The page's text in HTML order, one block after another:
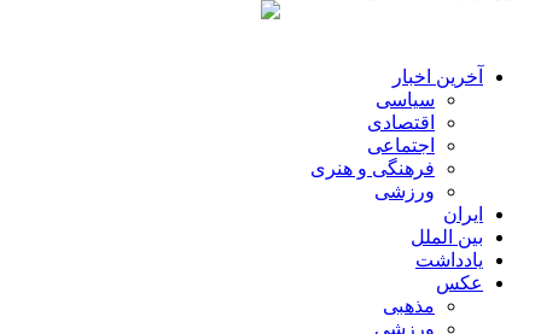
آخرین اخبار
سیاسی
اقتصادی
اجتماعی
فرهنگی و هنری
ورزشی
ایران
بین الملل
یادداشت
عکس
مذهبی
ورزشی